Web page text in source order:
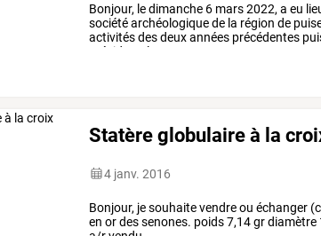
Bonjour, ledimanche 6 mars2022, a eu
sociétéarchéologiquede la région de
activitésdesdeuxannées précédentes
président.
le
Statère globulaire à la
4 janv. 2016
Bonjour, je souhaite vendre ou échanger
en or des senones. poids 7,14 gr